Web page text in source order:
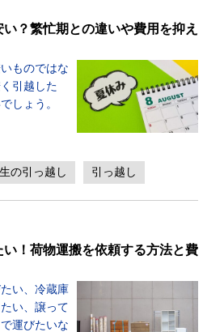
？繁忙期との違いや費用を抑え
ものではな
引越した
しょう。
の引っ越し 引っ越し
！荷物運搬を依頼する方法と費
い、冷蔵庫
い、譲って
運びたいな